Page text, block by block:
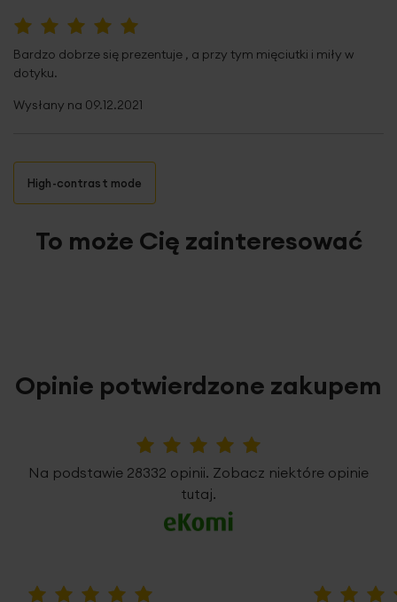
Bardzo dobrze się prezentuje , a przy tym mięciutki i miły w
dotyku.
Wysłany na 09.12.2021
High-contrast mode
To może Cię zainteresować
Opinie potwierdzone zakupem
Na podstawie 28332 opinii. Zobacz niektóre opinie
tutaj.